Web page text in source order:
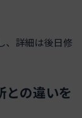
、詳細は後日修
との違いを